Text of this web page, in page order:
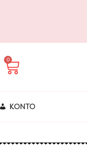
0
Varukorg
KONTO